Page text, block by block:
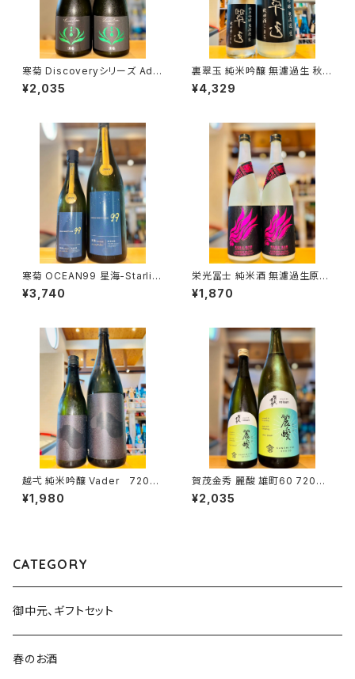
寒菊 Discoveryシリーズ Ada
pt -ふさこがね50 うすにごり無
濾過生原酒-2026 720ml１本
¥2,035
裏翠玉 純米吟醸 無濾過生 秋田
酒こまち 1800ml１本（両関酒
造・秋田県湯沢市前森）
¥4,329
寒菊 OCEAN99 星海-Starlig
ht Sea-2026 純米大吟醸 無
濾過生原酒 1800ml１本（寒菊
¥3,740
栄光冨士 純米酒 無濾過生原酒
暁乃翼 720ml１本（冨士酒造・
山形県鶴岡市大山）
¥1,870
越弌 純米吟醸 Vader 720ml
１本（株式会社越後鶴亀・新潟県
新潟市西蒲区竹野町）
¥1,980
賀茂金秀 麗酸 雄町60 720ml
１本（金光酒造・広島県東広島市
黒瀬町）
¥2,035
CATEGORY
御中元、ギフトセット
春のお酒